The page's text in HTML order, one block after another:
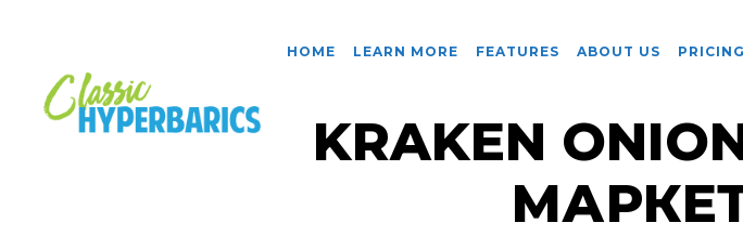
HOME LEARN MORE FEATURES ABOUT US PRICING
KRAKEN